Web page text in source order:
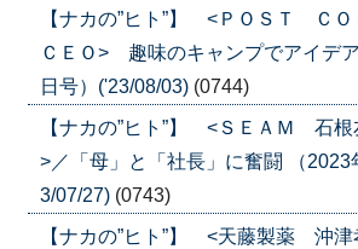
【ナカの”ヒト”】 <ＰＯＳＴ Ｃ
ＣＥＯ> 趣味のキャンプでアイデ
日号）('23/08/03) (0744)
【ナカの”ヒト”】 <ＳＥＡＭ 石根
>／「母」と「社長」に奮闘 （2023
3/07/27) (0743)
【ナカの”ヒト”】 <天藤製薬 沖津